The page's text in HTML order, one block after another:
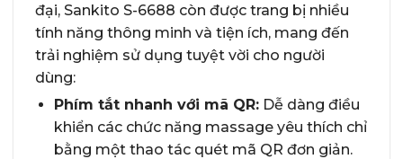
đại, Sankito S-6688 còn được trang bị nhiều
tính năng thông minh và tiện ích, mang đến
trải nghiệm sử dụng tuyệt vời cho người
dùng:
Phím tắt nhanh với mã QR:Dễ dàng điều
khiển các chức năng massage yêu thích chỉ
bằng một thao tác quét mã QR đơn giản.